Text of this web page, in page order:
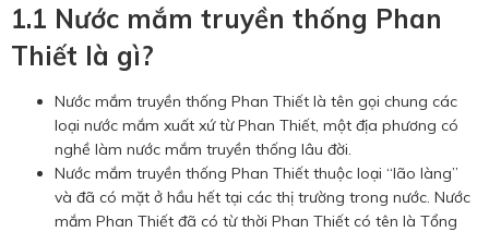
1.1 Nước mắm truyền thống Phan
Thiết là gì?
Nước mắm truyền thống Phan Thiết là tên gọi chung các
loại nước mắm xuất xứ từ Phan Thiết, một địa phương có
nghề làm nước mắm truyền thống lâu đời.
Nước mắm truyền thống Phan Thiết thuộc loại “lão làng”
và đã có mặt ở hầu hết tại các thị trường trong nước. Nước
mắm Phan Thiết đã có từ thời Phan Thiết có tên là Tổng